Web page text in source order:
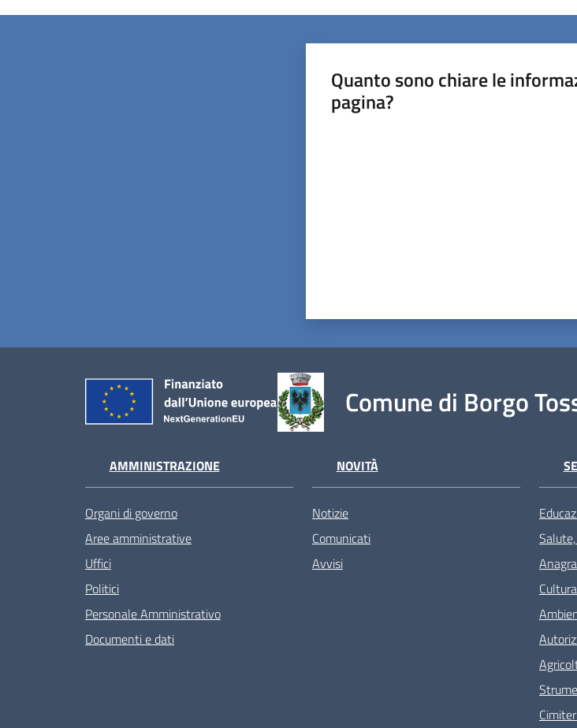
Quanto sono chiare le
pagina?
Comune di Borgo
AMMINISTRAZIONE
Organi di governo
Aree amministrative
Uffici
Politici
Personale Amministrativo
Documenti e dati
NOVITÀ
Notizie
Comunicati
Avvisi